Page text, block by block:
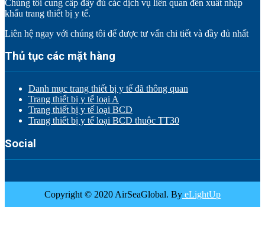
Chúng tôi cung cấp đầy đủ các dịch vụ liên quan đến xuất nhập
khẩu trang thiết bị y tế.
Liên hệ ngay với chúng tôi để được tư vấn chi tiết và đầy đủ nhất
Thủ tục các mặt hàng
Danh mục trang thiết bị y tế đã thông quan
Trang thiết bị y tế loại A
Trang thiết bị y tế loại BCD
Trang thiết bị y tế loại BCD thuộc TT30
Social
Copyright © 2020 AirSeaGlobal. By eLightUp